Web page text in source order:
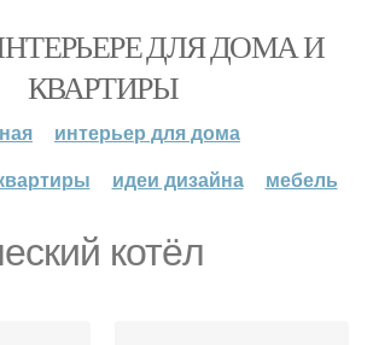
ДЛЯ ДОМА И
КВАРТИРЫ
интерьер для дома
идеи дизайна мебель
котёл